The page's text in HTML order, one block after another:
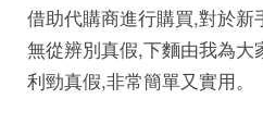
借助代購商進行購買,對於
無從辨別真假,下麵由我為
利勁真假,非常簡單又實用。